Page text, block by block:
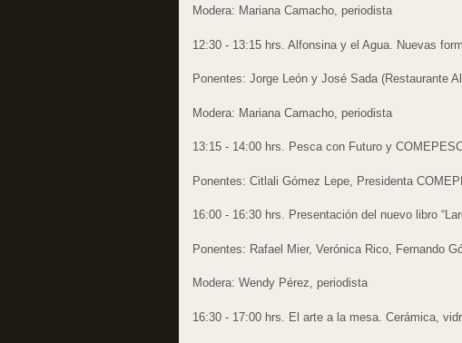
Modera: Mariana Camacho, periodista
12:30 - 13:15 hrs. Alfonsina y el Agua. Nuevas
Ponentes: Jorge León y José Sada (Restaurante
Modera: Mariana Camacho, periodista
13:15 - 14:00 hrs. Pesca con Futuro y
Ponentes: Citlali Gómez Lepe, Presidenta
16:00 - 16:30 hrs. Presentación del nuevo libro
Ponentes: Rafael Mier, Verónica Rico, Fernando
Modera: Wendy Pérez, periodista
16:30 - 17:00 hrs. El arte a la mesa. Cerámica,